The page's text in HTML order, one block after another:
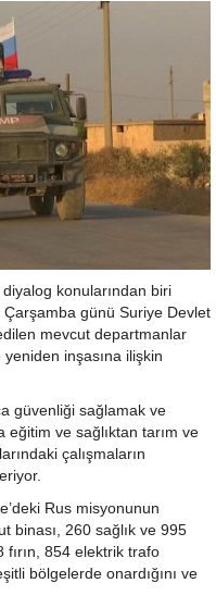
konularından biri
Çarşamba günü Suriye Devlet
mevcut departmanlar
yeniden inşasına ilişkin
güvenliği sağlamak ve
ve sağlıktan tarım ve
çalışmaların
Rus misyonunun
binası, 260 sağlık ve 995
854 elektrik trafo
bölgelerde onardığını ve